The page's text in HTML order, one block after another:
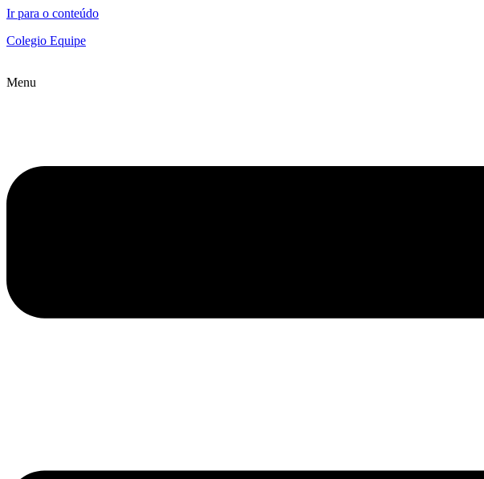
Ir para o conteúdo
Colegio Equipe
Menu